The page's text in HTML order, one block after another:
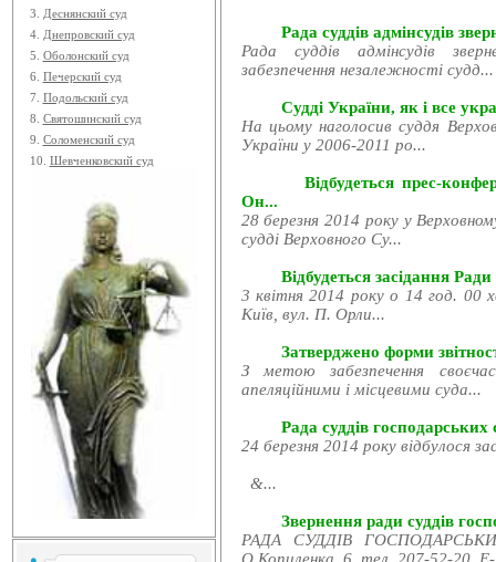
3.
Деснянский суд
4. Днепровский суд
5. Оболонский суд
6. Печерский суд
7. Подольский суд
8. Святошинский суд
9. Соломенский суд
10. Шевченковский суд
Рада суддів адмінсудів
Рада суддів адмінсудів
забезпечення незалежності судд...
Судді України, як і все
На цьому наголосив суддя
України у 2006-2011 ро...
Відбудеться прес-
Он...
28 березня 2014 року у
судді Верховного Су...
Відбудеться засідання
3 квітня 2014 року о 14 год. 00
Київ, вул. П. Орли...
Затверджено форми
З метою забезпечення
апеляційними і місцевими суда...
Рада суддів господарських
24 березня 2014 року відбулося
&...
Звернення ради суддів
РАДА СУДДІВ